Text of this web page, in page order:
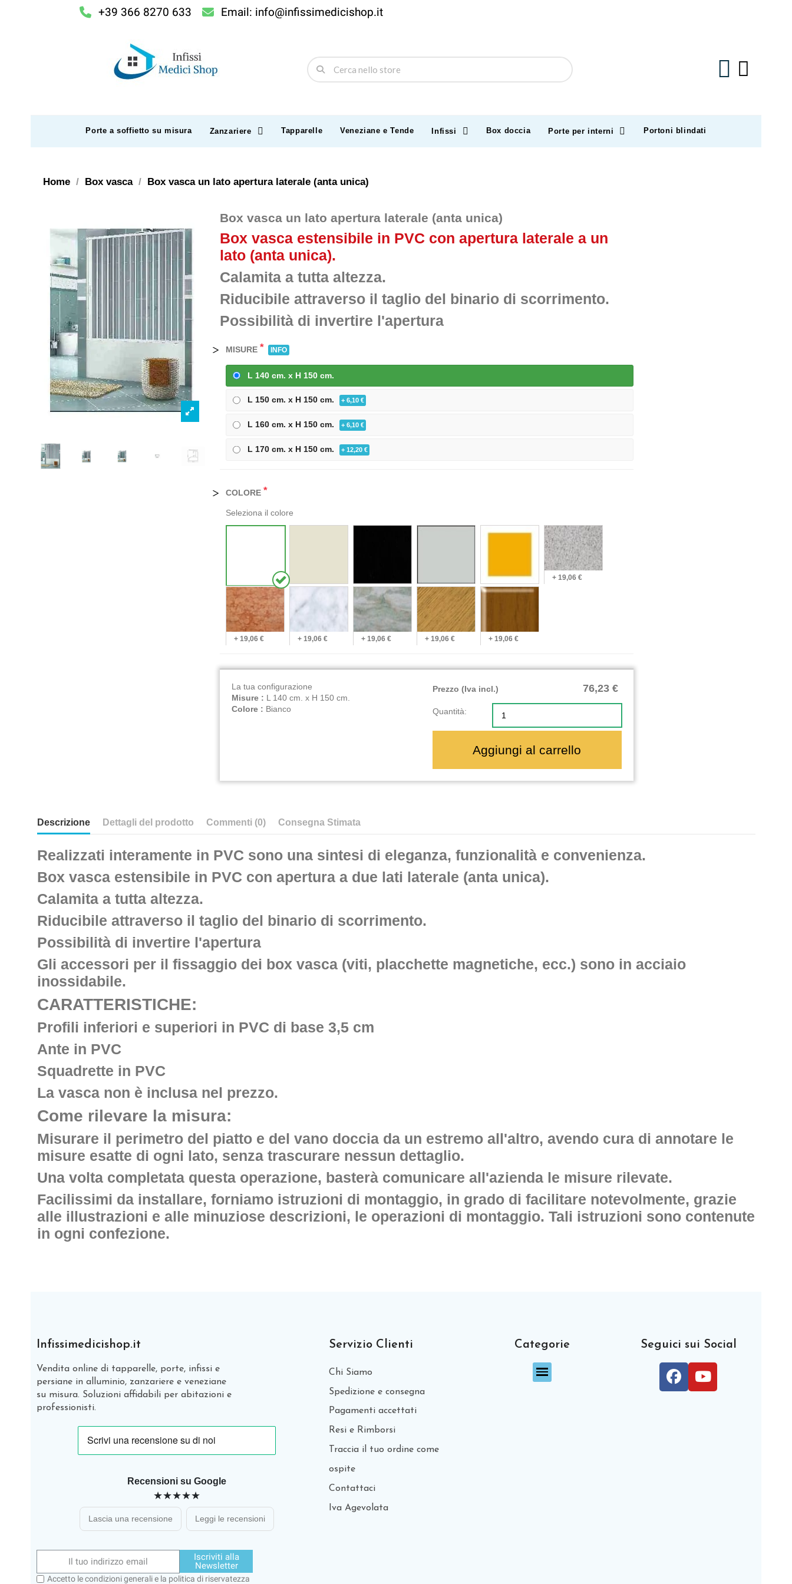
+39 366 8270 633 Email: info@infissimedicishop.it
Porte a soffietto su misura Zanzariere Tapparelle Veneziane e Tende Infissi Box doccia Porte per interni Portoni blindati
Home Box vasca Box vasca un lato apertura laterale (anta unica)
Box vasca un lato apertura laterale (anta unica)
Box vasca estensibile in PVC con apertura laterale a un
lato (anta unica).
Calamita a tutta altezza.
Riducibile attraverso il taglio del binario di scorrimento.
Possibilità di invertire l'apertura
MISURE * INFO
L 140 cm. x H 150 cm.
L 150 cm. x H 150 cm. + 6,10 €
L 160 cm. x H 150 cm. + 6,10 €
L 170 cm. x H 150 cm. + 12,20 €
COLORE *
Seleziona il colore
+ 19,06 €
+ 19,06 € + 19,06 € + 19,06 € + 19,06 € + 19,06 €
La tua configurazione
Misure : L 140 cm. x H 150 cm.
Colore : Bianco
Prezzo (Iva incl.) 76,23 €
Quantità:
Aggiungi al carrello
Descrizione Dettagli del prodotto Commenti (0) Consegna Stimata
Realizzati interamente in PVC sono una sintesi di eleganza, funzionalità e convenienza.
Box vasca estensibile in PVC con apertura a due lati laterale (anta unica).
Calamita a tutta altezza.
Riducibile attraverso il taglio del binario di scorrimento.
Possibilità di invertire l'apertura
Gli accessori per il fissaggio dei box vasca (viti, placchette magnetiche, ecc.) sono in acciaio
inossidabile.
CARATTERISTICHE:
Profili inferiori e superiori in PVC di base 3,5 cm
Ante in PVC
Squadrette in PVC
La vasca non è inclusa nel prezzo.
Come rilevare la misura:
Misurare il perimetro del piatto e del vano doccia da un estremo all'altro, avendo cura di annotare le
misure esatte di ogni lato, senza trascurare nessun dettaglio.
Una volta completata questa operazione, basterà comunicare all'azienda le misure rilevate.
Facilissimi da installare, forniamo istruzioni di montaggio, in grado di facilitare notevolmente, grazie
alle illustrazioni e alle minuziose descrizioni, le operazioni di montaggio. Tali istruzioni sono contenute
in ogni confezione.
Infissimedicishop.it
Vendita online di tapparelle, porte, infissi e
persiane in alluminio, zanzariere e veneziane
su misura. Soluzioni affidabili per abitazioni e
professionisti.
Recensioni su Google
★★★★★
Lascia una recensione Leggi le recensioni
Iscriviti alla
Newsletter
Accetto le condizioni generali e la politica di riservatezza
Servizio Clienti
Chi Siamo
Spedizione e consegna
Pagamenti accettati
Resi e Rimborsi
Traccia il tuo ordine come
ospite
Contattaci
Iva Agevolata
Categorie Seguici sui Social